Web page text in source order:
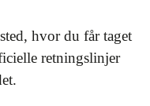
hvor du får taget
retningslinjer